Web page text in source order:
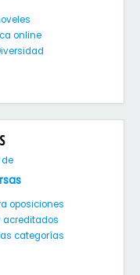
online
oposiciones
acreditados
categorías